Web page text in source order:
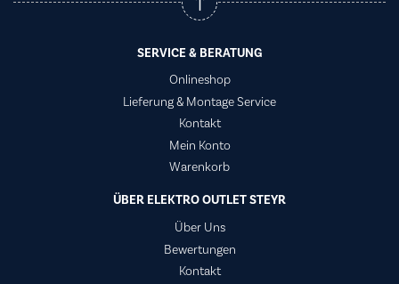
SERVICE & BERATUNG
Onlineshop
Lieferung & Montage Service
Kontakt
Mein Konto
Warenkorb
ÜBER ELEKTRO OUTLET STEYR
Über Uns
Bewertungen
Kontakt